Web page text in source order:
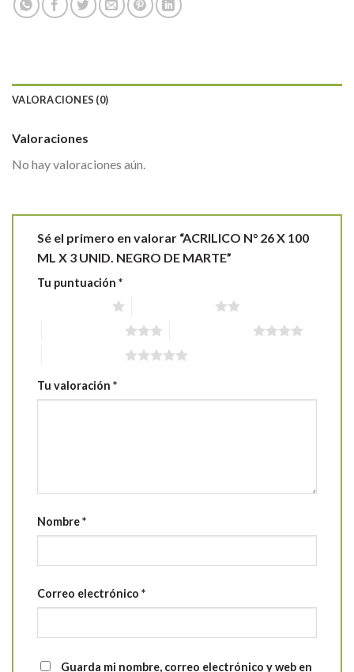
VALORACIONES (0)
Valoraciones
No hay valoraciones aún.
Sé el primero en valorar “ACRILICO N° 26 X 100
ML X 3 UNID. NEGRO DE MARTE”
Tu puntuación *
Tu valoración *
Nombre*
Correo electrónico *
Guarda mi nombre, correo electrónico y web en